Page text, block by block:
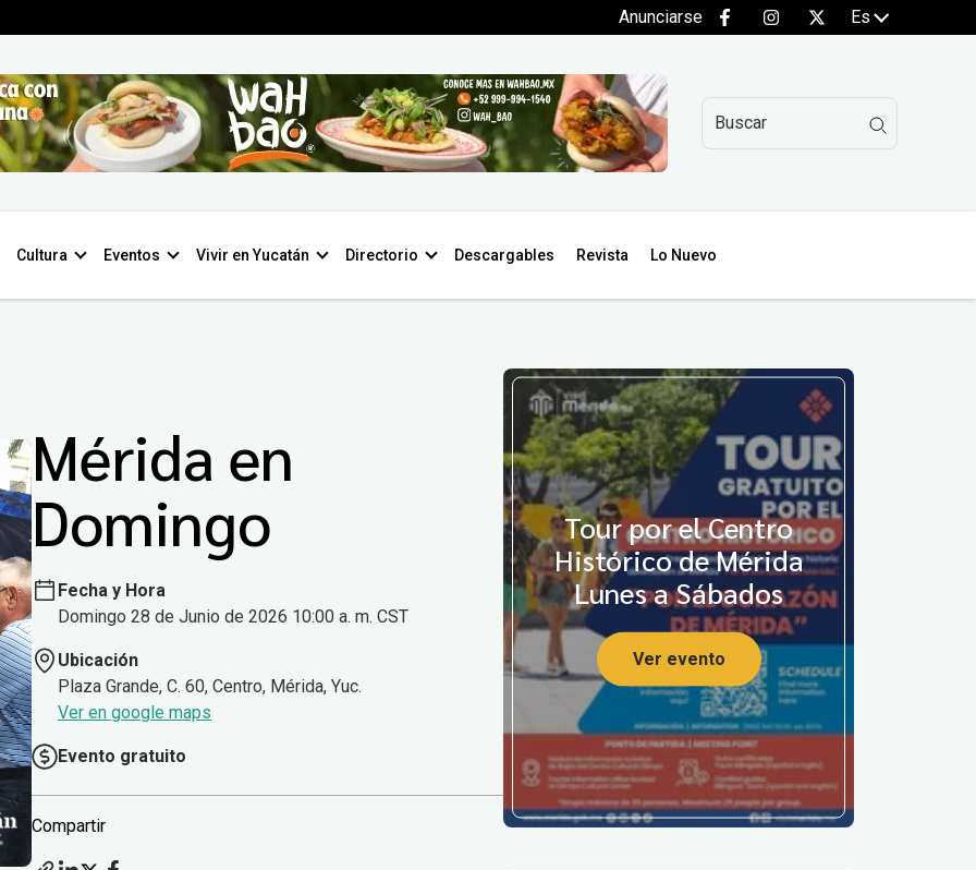
Anunciarse Es
Cultura Eventos Vivir en Yucatán Directorio Descargables Revista Lo Nuevo
Mérida en
Domingo
Fecha y Hora
Domingo 28 de Junio de 2026 10:00 a. m. CST
Ubicación
Plaza Grande, C. 60, Centro, Mérida, Yuc.
Ver en google maps
Evento gratuito
Compartir
Tour por el Centro
Histórico de Mérida
Lunes a Sábados
Ver evento